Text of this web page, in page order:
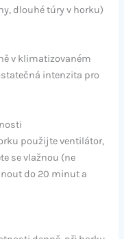
dlouhé túry v horku)
v klimatizovaném
intenzita pro
použijte ventilátor,
se vlažnou (ne
do 20 minut a